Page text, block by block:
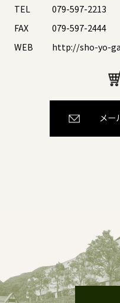
TEL
079-597-2213
FAX
079-597-2444
WEB
http://sho-yo-
メー